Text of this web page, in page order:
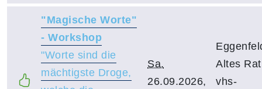
"Magische Worte"
- Workshop
"Worte sind die
mächtigste Droge,
Sa.
26.09.2026,
Altes
vhs-